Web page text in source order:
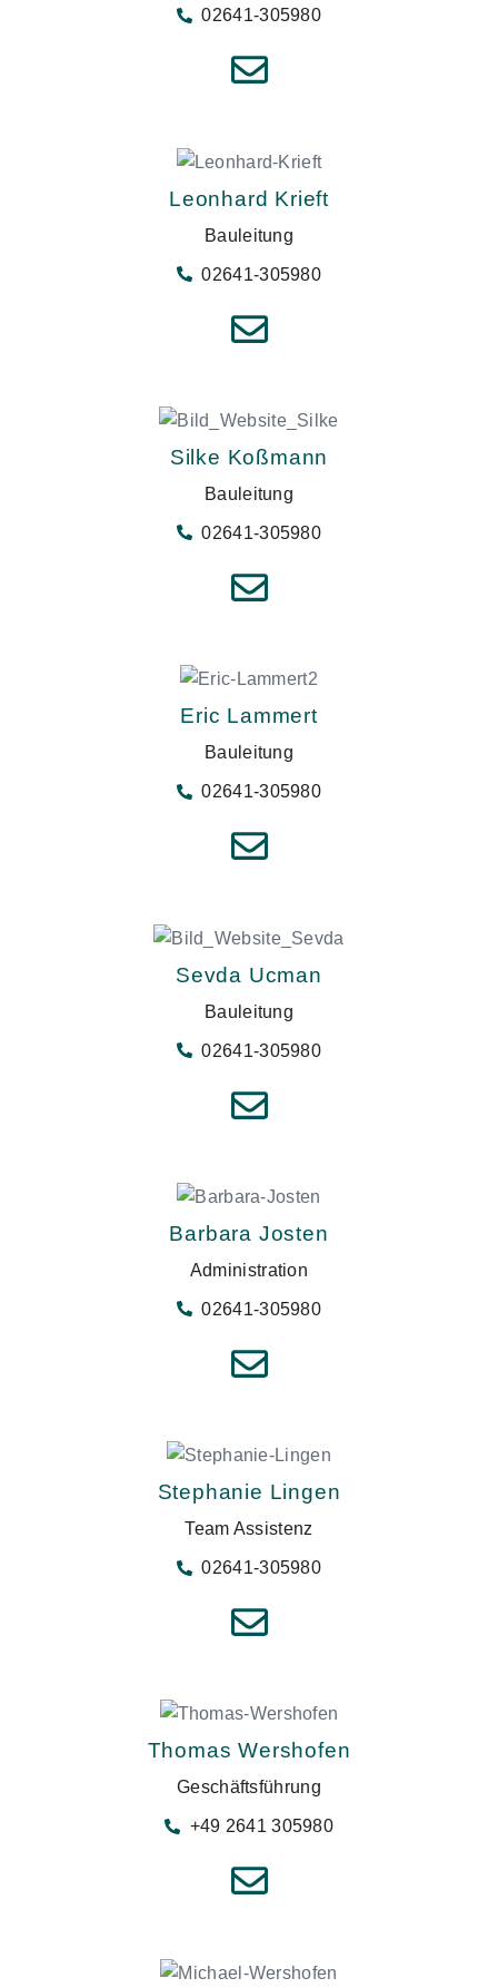
02641-305980
Leonhard Krieft
Bauleitung
02641-305980
Silke Koßmann
Bauleitung
02641-305980
Eric Lammert
Bauleitung
02641-305980
Sevda Ucman
Bauleitung
02641-305980
Barbara Josten
Administration
02641-305980
Stephanie Lingen
Team Assistenz
02641-305980
Thomas Wershofen
Geschäftsführung
+49 2641 305980